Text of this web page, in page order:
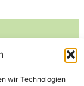
wir Technologien